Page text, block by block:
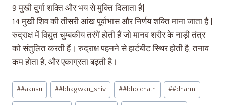
9 मुखी दुर्गा शक्ति और भय से मुक्ति दिलाता है|
14 मुखी शिव की तीसरी आंख पूर्वाभास और निर्णय शक्ति माना जाता है |
रुद्राक्ष में विद्युत चुम्बकीय तरंगें होती हैं जो मानव शरीर के नाड़ी तंत्र
को संतुलित करती हैं। रुद्राक्ष पहनने से हार्टबीट स्थिर होती है, तनाव
कम होता है, और एकाग्रता बढ़ती है।
##aansu ##bhagwan_shiv ##bholenath ##dharm